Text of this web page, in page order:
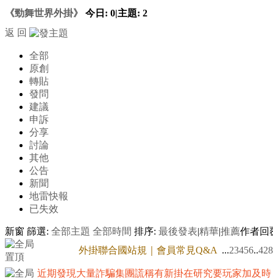
《勁舞世界外掛》
今日: 0|主題: 2
返 回
全部
原創
轉貼
發問
建議
申訴
分享
討論
其他
公告
新聞
地雷快報
已失效
新窗 篩選: 全部主題 全部時間 排序: 最後發表|精華|推薦作者回
外掛聯合國站規｜會員常見Q&A ...23456..
近期發現大量詐騙集團謊稱有新掛在研究要玩家加及